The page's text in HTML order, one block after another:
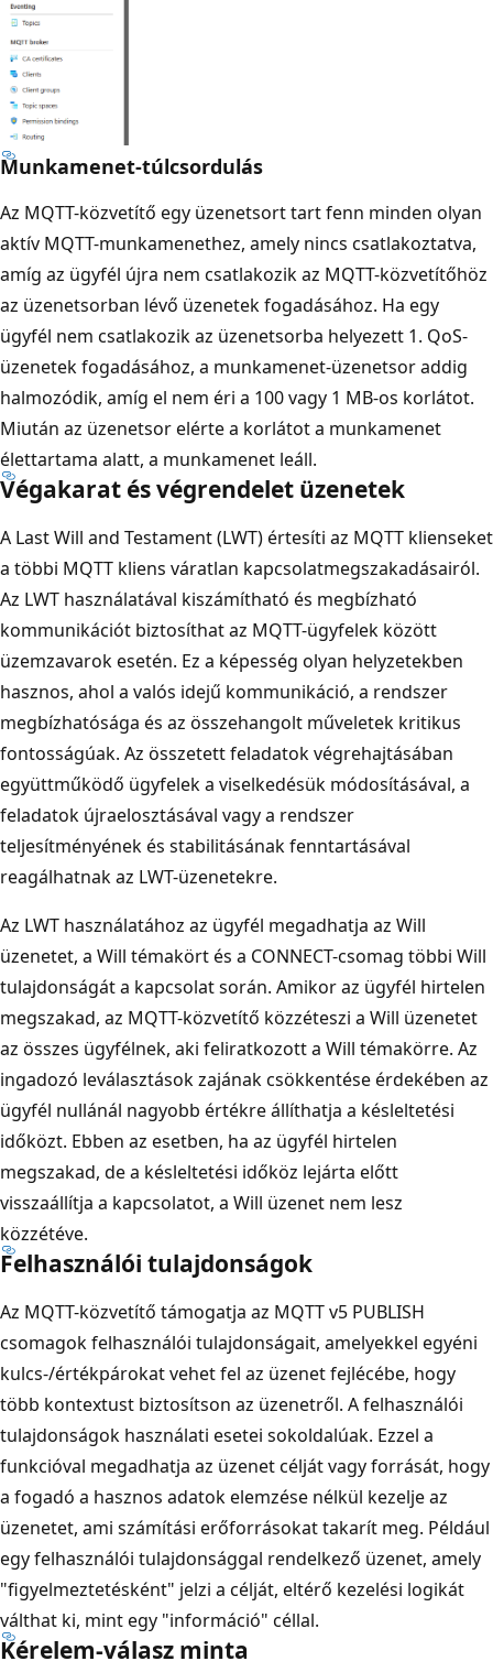
Munkamenet-túlcsordulás
Az MQTT-közvetítő egy üzenetsort tart fenn minden olyan
aktív MQTT-munkamenethez, amely nincs csatlakoztatva,
amíg az ügyfél újra nem csatlakozik az MQTT-közvetítőhöz
az üzenetsorban lévő üzenetek fogadásához. Ha egy
ügyfél nem csatlakozik az üzenetsorba helyezett 1. QoS-
üzenetek fogadásához, a munkamenet-üzenetsor addig
halmozódik, amíg el nem éri a 100 vagy 1 MB-os korlátot.
Miután az üzenetsor elérte a korlátot a munkamenet
élettartama alatt, a munkamenet leáll.
Végakarat és végrendelet üzenetek
A Last Will and Testament (LWT) értesíti az MQTT klienseket
a többi MQTT kliens váratlan kapcsolatmegszakadásairól.
Az LWT használatával kiszámítható és megbízható
kommunikációt biztosíthat az MQTT-ügyfelek között
üzemzavarok esetén. Ez a képesség olyan helyzetekben
hasznos, ahol a valós idejű kommunikáció, a rendszer
megbízhatósága és az összehangolt műveletek kritikus
fontosságúak. Az összetett feladatok végrehajtásában
együttműködő ügyfelek a viselkedésük módosításával, a
feladatok újraelosztásával vagy a rendszer
teljesítményének és stabilitásának fenntartásával
reagálhatnak az LWT-üzenetekre.
Az LWT használatához az ügyfél megadhatja az Will
üzenetet, a Will témakört és a CONNECT-csomag többi Will
tulajdonságát a kapcsolat során. Amikor az ügyfél hirtelen
megszakad, az MQTT-közvetítő közzéteszi a Will üzenetet
az összes ügyfélnek, aki feliratkozott a Will témakörre. Az
ingadozó leválasztások zajának csökkentése érdekében az
ügyfél nullánál nagyobb értékre állíthatja a késleltetési
időközt. Ebben az esetben, ha az ügyfél hirtelen
megszakad, de a késleltetési időköz lejárta előtt
visszaállítja a kapcsolatot, a Will üzenet nem lesz
közzétéve.
Felhasználói tulajdonságok
Az MQTT-közvetítő támogatja az MQTT v5 PUBLISH
csomagok felhasználói tulajdonságait, amelyekkel egyéni
kulcs-/értékpárokat vehet fel az üzenet fejlécébe, hogy
több kontextust biztosítson az üzenetről. A felhasználói
tulajdonságok használati esetei sokoldalúak. Ezzel a
funkcióval megadhatja az üzenet célját vagy forrását, hogy
a fogadó a hasznos adatok elemzése nélkül kezelje az
üzenetet, ami számítási erőforrásokat takarít meg. Például
egy felhasználói tulajdonsággal rendelkező üzenet, amely
"figyelmeztetésként" jelzi a célját, eltérő kezelési logikát
válthat ki, mint egy "információ" céllal.
Kérelem-válasz minta